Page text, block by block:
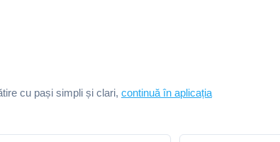
cu pași simpli și clari, continuă în aplicația